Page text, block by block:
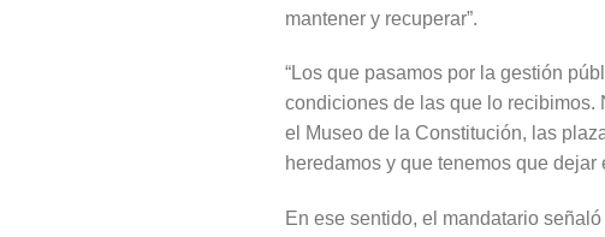
mantener y recuperar”.
“Los que pasamos por la gestión
condiciones de las que lo recibimos.
el Museo de la Constitución, las
heredamos y que tenemos que dejar
En ese sentido, el mandatario